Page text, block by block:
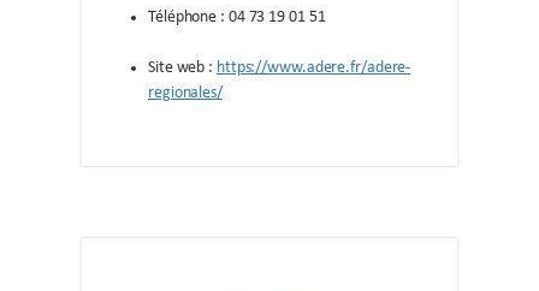
Téléphone : 04 73 19 01 51
Site web : https://www.adere.fr/adere-
regionales/